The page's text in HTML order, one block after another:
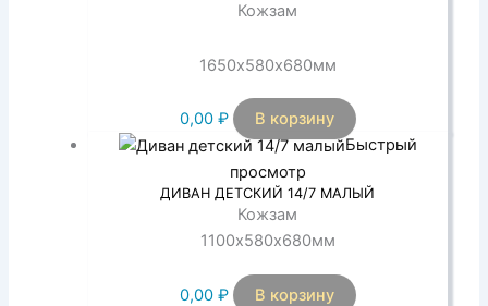
Кожзам
1650х580х680мм
0,00 ₽
В корзину
Быстрый
просмотр
ДИВАН ДЕТСКИЙ 14/7 МАЛЫЙ
Кожзам
1100х580х680мм
0,00 ₽
В корзину